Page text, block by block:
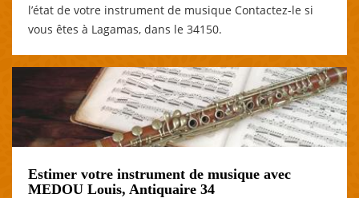
l’état de votre instrument de musique Contactez-le si
vous êtes à Lagamas, dans le 34150.
Estimer votre instrument de musique avec
MEDOU Louis, Antiquaire 34